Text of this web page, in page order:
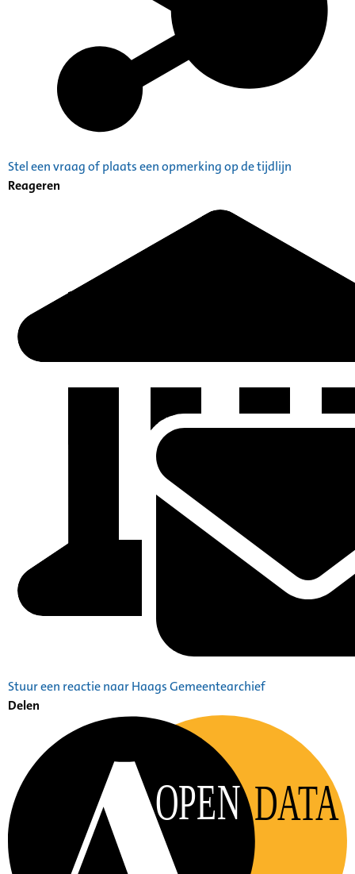
Stel een vraag of plaats een opmerking op de tijdlijn
Reageren
Stuur een reactie naar Haags Gemeentearchief
Delen
OPEN DATA